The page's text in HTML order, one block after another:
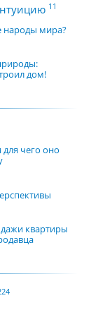
11
народы мира?
дом!
чего оно
квартиры